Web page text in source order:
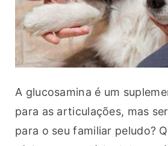
A glucosamina é um
para as articulações, mas
para o seu familiar peludo?